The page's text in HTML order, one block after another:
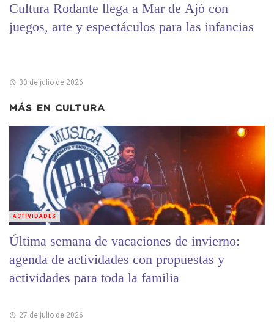
Cultura Rodante llega a Mar de Ajó con
juegos, arte y espectáculos para las infancias
30 de julio de 2026
MÁS EN CULTURA
Última semana de vacaciones de invierno:
agenda de actividades con propuestas y
actividades para toda la familia
27 de julio de 2026
ACTIVIDADES